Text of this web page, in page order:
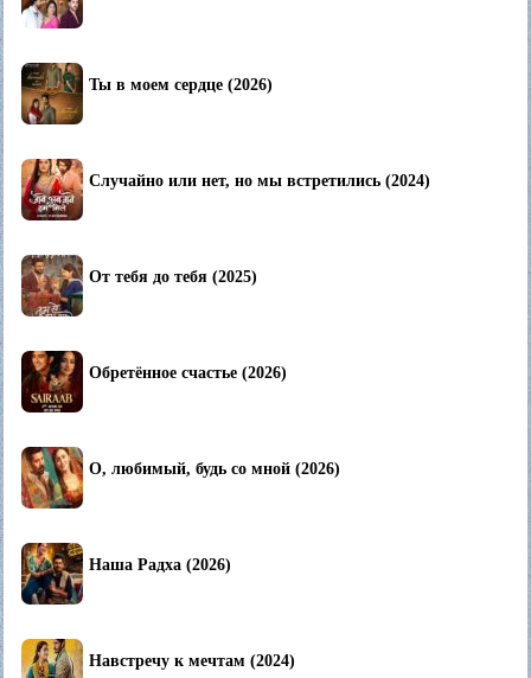
Ты в моем сердце (2026)
Случайно или нет, но мы встретились (2024)
От тебя до тебя (2025)
Обретённое счастье (2026)
О, любимый, будь со мной (2026)
Наша Радха (2026)
Навстречу к мечтам (2024)